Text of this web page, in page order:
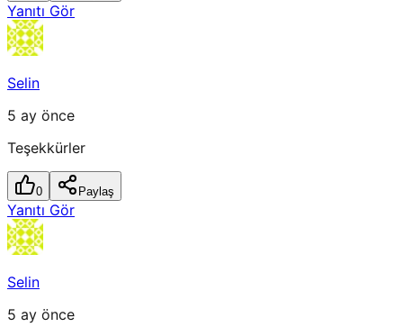
Yanıtı Gör
Selin
5 ay önce
Teşekkürler
0 Paylaş
Yanıtı Gör
Selin
5 ay önce